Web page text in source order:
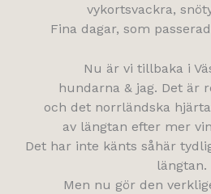
vykortsvackra,
Fina dagar, som
Nu är vi tillbaka i
hundarna & jag. Det är
och det norrländska
av längtan efter mer
Det har inte känts såhär
längtan.
Men nu gör den